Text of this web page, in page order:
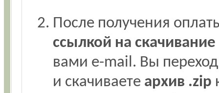
После получения
ссылкой на
вами e-mail. Вы
и скачиваете архив .zip